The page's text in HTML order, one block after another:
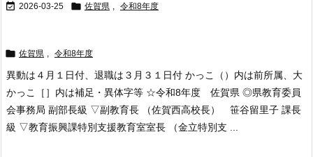
 2026-03-25  佐賀県 , 令和8年度
 佐賀県 , 令和8年度
異動は４月１日付、退職は３月３１日付 かっこ（）内は前所属、大
かっこ［］内は補足・異体字等 ☆令和8年度 佐賀県 ◎県教育委員
会事務局 副部長級 ▽副教育長 （佐賀西高校長） 笹谷留里子 課長
級 ▽教育振興課特別支援教育室室長 （金立特別支 ...